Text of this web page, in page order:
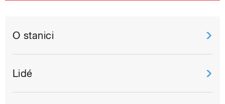
O stanici
Lidé